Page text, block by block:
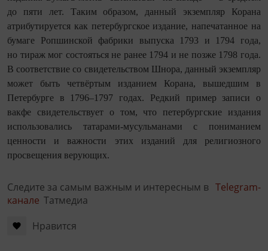
до пяти лет. Таким образом, данный экземпляр Корана
атрибутируется как петербургское издание, напечатанное на
бумаге Ропшинской фабрики выпуска 1793 и 1794 года,
но тираж мог состояться не ранее 1794 и не позже 1798 года.
В соответствие со свидетельством Шнора, данный экземпляр
может быть четвёртым изданием Корана, вышедшим в
Петербурге в 1796–1797 годах. Редкий пример записи о
вакфе свидетельствует о том, что петербургские издания
использовались татарами-мусульманами с пониманием
ценности и важности этих изданий для религиозного
просвещения верующих.
Следите за самым важным и интересным в Telegram-
канале Татмедиа
Нравится